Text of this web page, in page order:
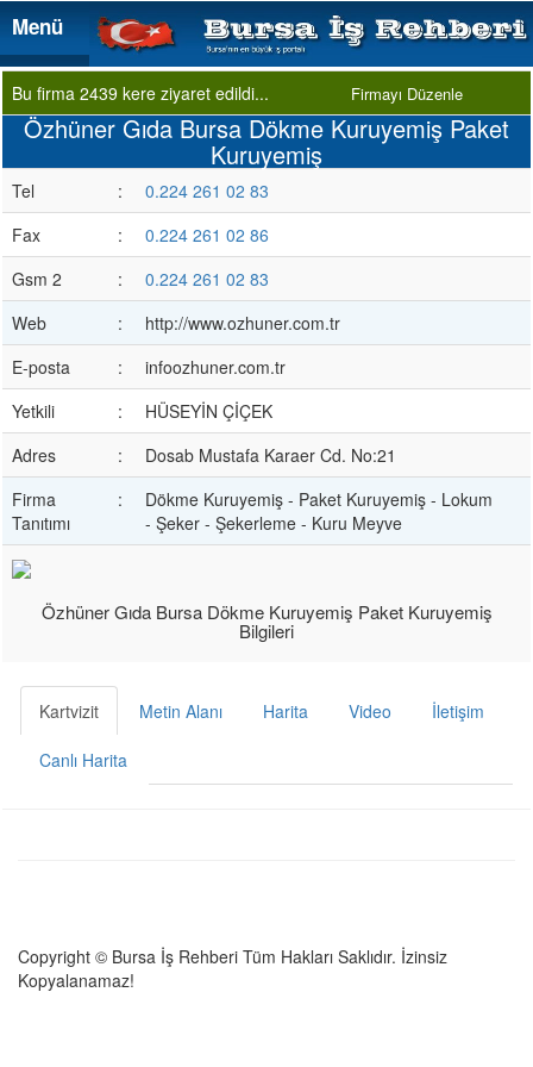
Menü
Menü
Bu firma 2439 kere ziyaret edildi... Firmayı Düzenle
Özhüner Gıda Bursa Dökme Kuruyemiş Paket
Kuruyemiş
Tel :
0.224 261 02 83
Fax
:
0.224 261 02 86
Gsm 2
:
0.224 261 02 83
Web
:
http://www.ozhuner.com.tr
E-posta
:
infoozhuner.com.tr
Yetkili
:
HÜSEYİN ÇİÇEK
Adres
:
Dosab Mustafa Karaer Cd. No:21
Firma
Tanıtımı
:
Dökme Kuruyemiş - Paket Kuruyemiş - Lokum
- Şeker - Şekerleme - Kuru Meyve
Özhüner Gıda Bursa Dökme Kuruyemiş Paket Kuruyemiş
Bilgileri
Kartvizit Metin Alanı Harita Video İletişim
Canlı Harita
Copyright © Bursa İş Rehberi Tüm Hakları Saklıdır. İzinsiz
Kopyalanamaz!